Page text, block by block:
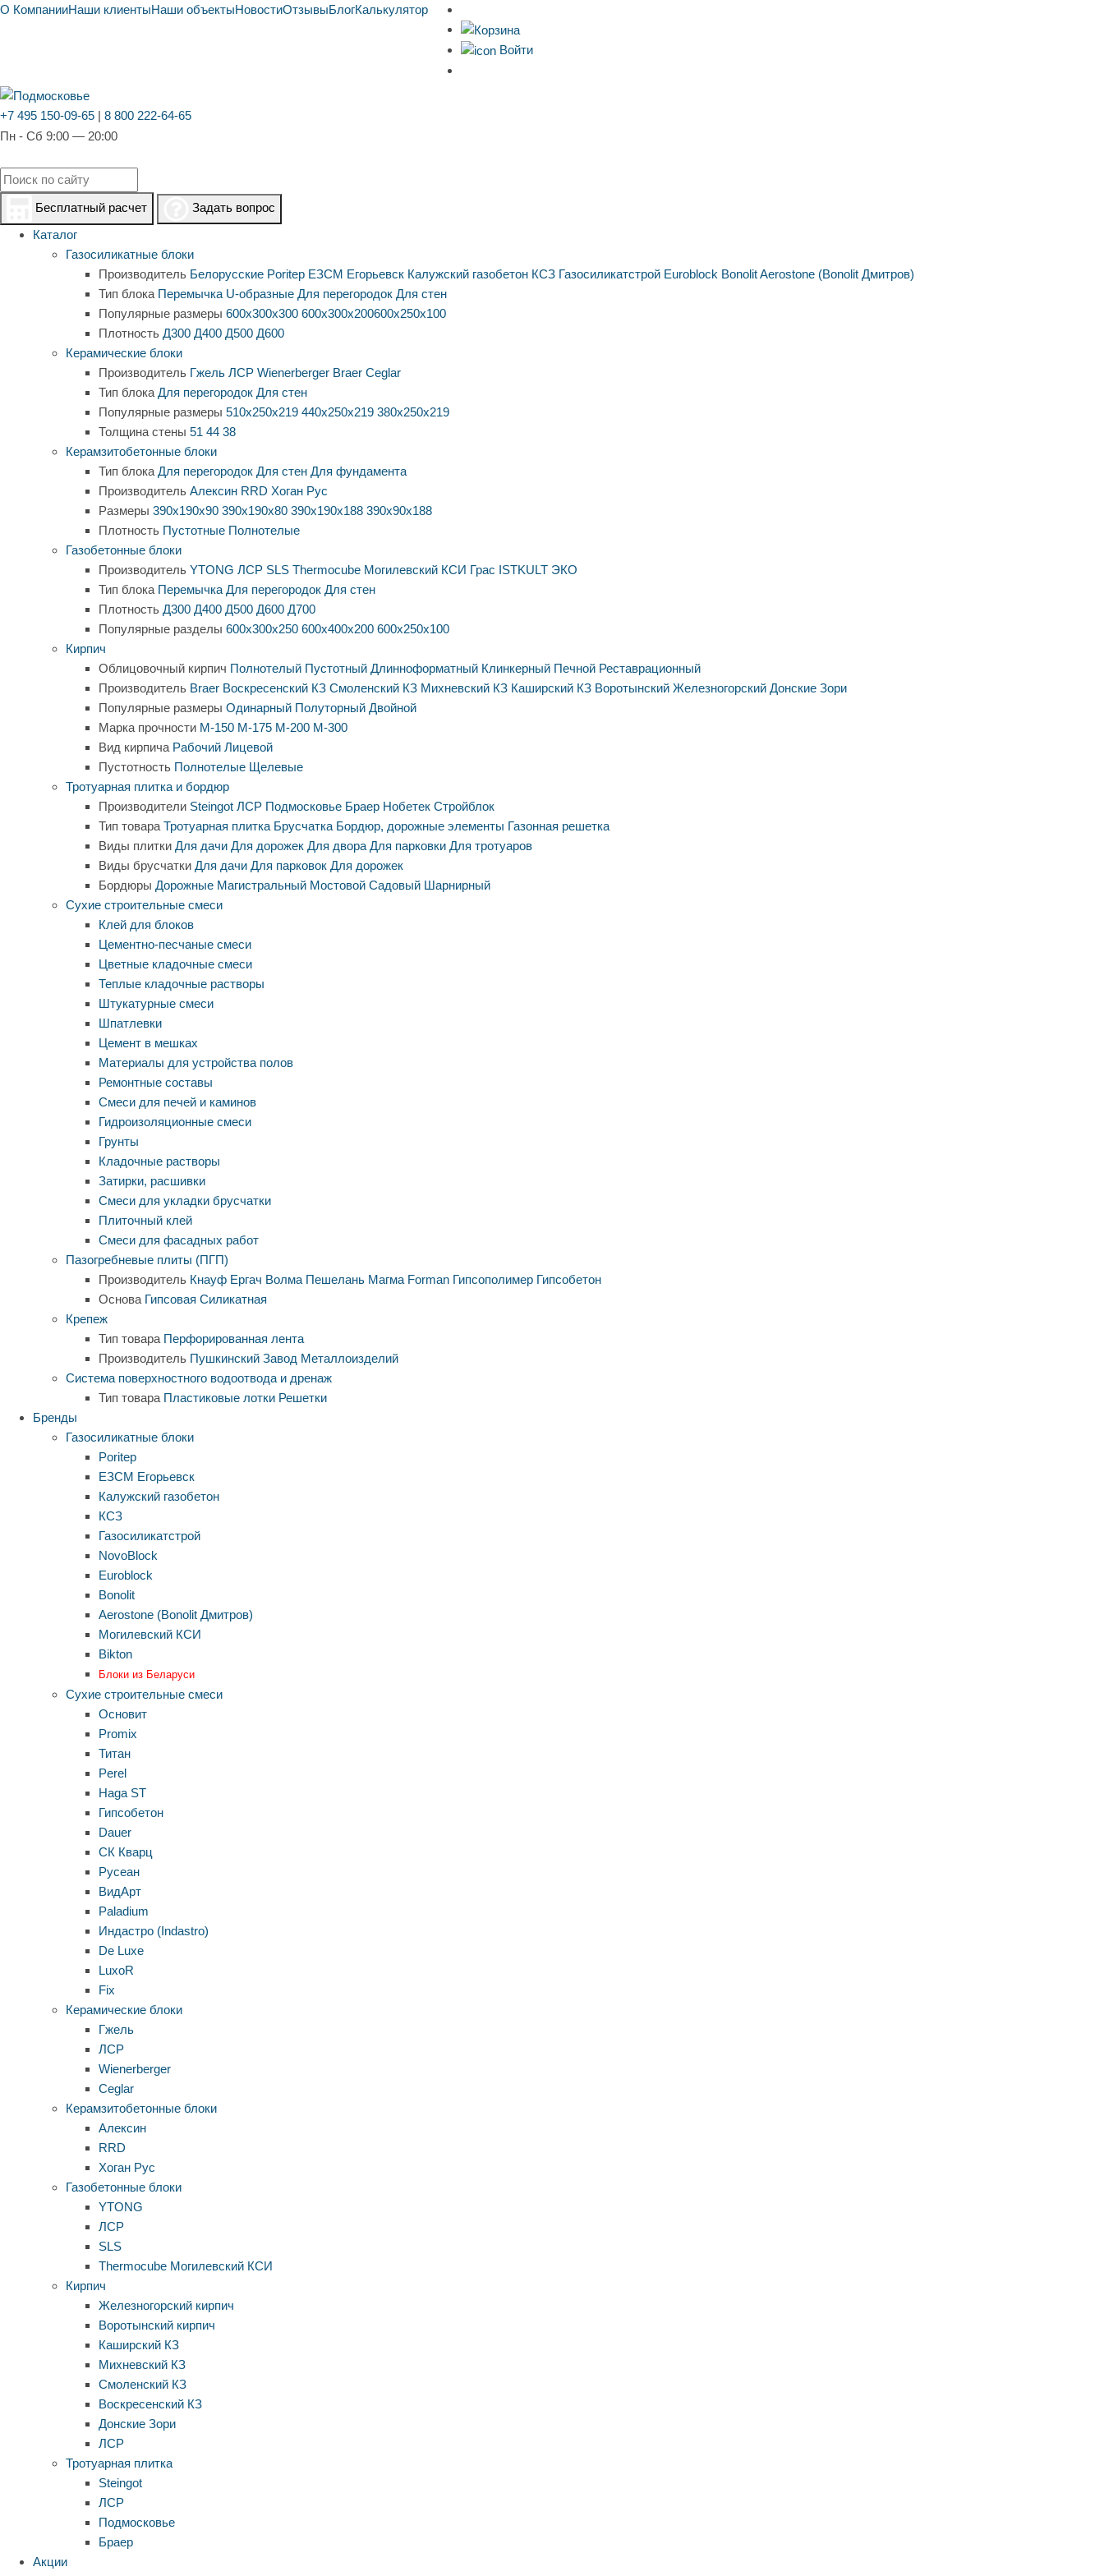
О КомпанииНаши клиентыНаши объектыНовостиОтзывыБлогКалькулятор
Войти
+7 495 150-09-65 | 8 800 222-64-65
Пн - Сб 9:00 — 20:00
Бесплатный расчет
Задать вопрос
Каталог
Газосиликатные блоки
Производитель Белорусские Poritep ЕЗСМ Егорьевск Калужский газобетон КСЗ Газосиликатстрой Euroblock BonolitAerostone (Bonolit Дмитров)
Тип блока Перемычка U-образные Для перегородок Для стен
Популярные размеры 600х300х300 600х300х200600х250х100
Плотность Д300 Д400 Д500 Д600
Керамические блоки
Производитель Гжель ЛСР Wienerberger Braer Ceglar
Тип блока Для перегородок Для стен
Популярные размеры 510х250х219 440х250х219 380х250х219
Толщина стены 51 44 38
Керамзитобетонные блоки
Тип блока Для перегородок Для стен Для фундамента
Производитель Алексин RRD Хоган Рус
Размеры 390х190х90 390х190х80 390х190х188 390х90х188
Плотность Пустотные Полнотелые
Газобетонные блоки
Производитель YTONG ЛСР SLS Thermocube Могилевский КСИ Грас ISTKULT ЭКО
Тип блока Перемычка Для перегородок Для стен
Плотность Д300 Д400 Д500 Д600 Д700
Популярные разделы 600х300х250 600х400х200 600х250х100
Кирпич
Облицовочный кирпич Полнотелый Пустотный Длинноформатный Клинкерный Печной Реставрационный
Производитель Braer Воскресенский КЗ Смоленский КЗ Михневский КЗ Каширский КЗ Воротынский Железногорский Донские Зори
Популярные размеры Одинарный Полуторный Двойной
Марка прочности М-150 М-175 М-200 М-300
Вид кирпича Рабочий Лицевой
Пустотность Полнотелые Щелевые
Тротуарная плитка и бордюр
Производители Steingot ЛСР Подмосковье Браер Нобетек Стройблок
Тип товара Тротуарная плитка Брусчатка Бордюр, дорожные элементы Газонная решетка
Виды плитки Для дачи Для дорожек Для двора Для парковки Для тротуаров
Виды брусчатки Для дачи Для парковок Для дорожек
Бордюры Дорожные Магистральный Мостовой Садовый Шарнирный
Сухие строительные смеси
Клей для блоков
Цементно-песчаные смеси
Цветные кладочные смеси
Теплые кладочные растворы
Штукатурные смеси
Шпатлевки
Цемент в мешках
Материалы для устройства полов
Ремонтные составы
Смеси для печей и каминов
Гидроизоляционные смеси
Грунты
Кладочные растворы
Затирки, расшивки
Смеси для укладки брусчатки
Плиточный клей
Смеси для фасадных работ
Пазогребневые плиты (ПГП)
Производитель Кнауф Ергач Волма Пешелань Магма Forman Гипсополимер Гипсобетон
Основа Гипсовая Силикатная
Крепеж
Тип товара Перфорированная лента
Производитель Пушкинский Завод Металлоизделий
Система поверхностного водоотвода и дренаж
Тип товара Пластиковые лотки Решетки
Бренды
Газосиликатные блоки
Poritep
ЕЗСМ Егорьевск
Калужский газобетон
КСЗ
Газосиликатстрой
NovoBlock
Euroblock
Bonolit
Aerostone (Bonolit Дмитров)
Могилевский КСИ
Bikton
Блоки из Беларуси
Сухие строительные смеси
Основит
Promix
Титан
Perel
Haga ST
Гипсобетон
Dauer
СК Кварц
Русеан
ВидАрт
Paladium
Индастро (Indastro)
De Luxe
LuxoR
Fix
Керамические блоки
Гжель
ЛСР
Wienerberger
Ceglar
Керамзитобетонные блоки
Алексин
RRD
Хоган Рус
Газобетонные блоки
YTONG
ЛСР
SLS
Thermocube Могилевский КСИ
Кирпич
Железногорский кирпич
Воротынский кирпич
Каширский КЗ
Михневский КЗ
Смоленский КЗ
Воскресенский КЗ
Донские Зори
ЛСР
Тротуарная плитка
Steingot
ЛСР
Подмосковье
Браер
Акции